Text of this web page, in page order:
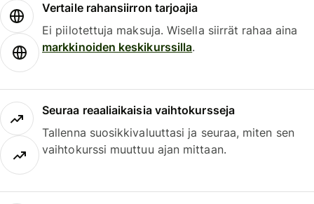
Vertaile rahansiirron tarjoajia
Ei piilotettuja maksuja. Wisella siirrät rahaa aina
markkinoiden keskikurssilla.
Seuraa reaaliaikaisia vaihtokursseja
Tallenna suosikkivaluuttasi ja seuraa, miten sen
vaihtokurssi muuttuu ajan mittaan.